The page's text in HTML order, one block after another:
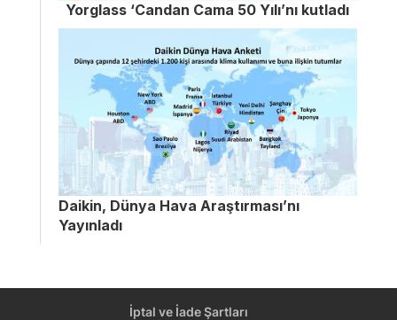
Yorglass ‘Candan Cama 50 Yılı’nı kutladı
Daikin, Dünya Hava Araştırması’nı
Yayınladı
İptal ve İade Şartları